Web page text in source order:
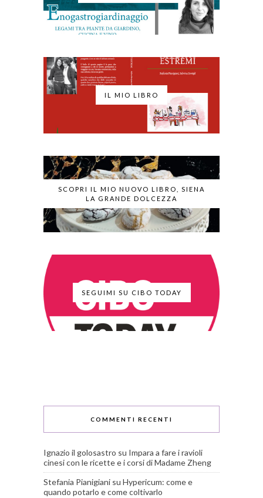
IL MIO LIBRO
SCOPRI IL MIO NUOVO LIBRO, SIENA
LA GRANDE DOLCEZZA
SEGUIMI SU CIBO TODAY
COMMENTI RECENTI
Ignazio il golosastro su Impara a fare i ravioli
cinesi con le ricette e i corsi di Madame Zheng
Stefania Pianigiani su Hypericum: come e
quando potarlo e come coltivarlo